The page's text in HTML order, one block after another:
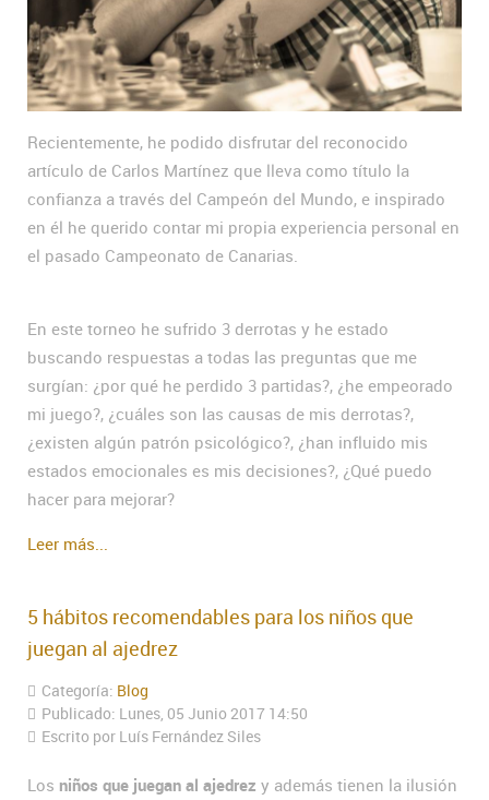
Recientemente, he podido disfrutar del reconocido
artículo de Carlos Martínez que lleva como título la
confianza a través del Campeón del Mundo, e inspirado
en él he querido contar mi propia experiencia personal en
el pasado Campeonato de Canarias.
En este torneo he sufrido 3 derrotas y he estado
buscando respuestas a todas las preguntas que me
surgían: ¿por qué he perdido 3 partidas?, ¿he empeorado
mi juego?, ¿cuáles son las causas de mis derrotas?,
¿existen algún patrón psicológico?, ¿han influido mis
estados emocionales es mis decisiones?, ¿Qué puedo
hacer para mejorar?
Leer más...
5 hábitos recomendables para los niños que
juegan al ajedrez
Categoría: Blog
Publicado: Lunes, 05 Junio 2017 14:50
Escrito por Luís Fernández Siles
Los niños que juegan al ajedrez y además tienen la ilusión